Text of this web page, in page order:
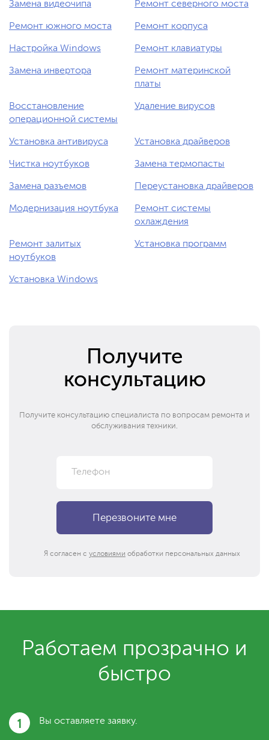
Замена видеочипа Ремонт северного моста
Ремонт южного моста Ремонт корпуса
Настройка Windows Ремонт клавиатуры
Замена инвертора
Ремонт материнской
платы
Восстановление
операционной системы
Удаление вирусов
Установка антивируса Установка драйверов
Чистка ноутбуков Замена термопасты
Замена разъемов Переустановка драйверов
Модернизация ноутбука
Ремонт системы
охлаждения
Ремонт залитых
ноутбуков
Установка программ
Установка Windows
Получите
консультацию
Получите консультацию специалиста по вопросам ремонта и
обслуживания техники.
Я согласен с условиями обработки персональных данных
Работаем прозрачно и
быстро
1 Вы оставляете заявку.